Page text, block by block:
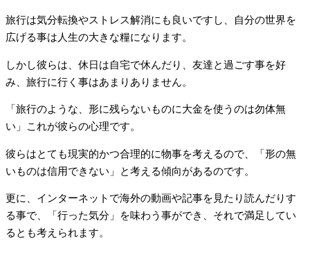
旅行は気分転換やストレス解消にも良いですし、自分の世界を
広げる事は人生の大きな糧になります。
しかし彼らは、休日は自宅で休んだり、友達と過ごす事を好
み、旅行に行く事はあまりありません。
「旅行のような、形に残らないものに大金を使うのは勿体無
い」これが彼らの心理です。
彼らはとても現実的かつ合理的に物事を考えるので、「形の無
いものは信用できない」と考える傾向があるのです。
更に、インターネットで海外の動画や記事を見たり読んだりす
る事で、「行った気分」を味わう事ができ、それで満足してい
るとも考えられます。